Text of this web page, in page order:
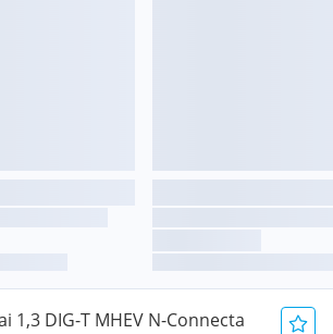
1,3 DIG-T MHEV N-Connecta